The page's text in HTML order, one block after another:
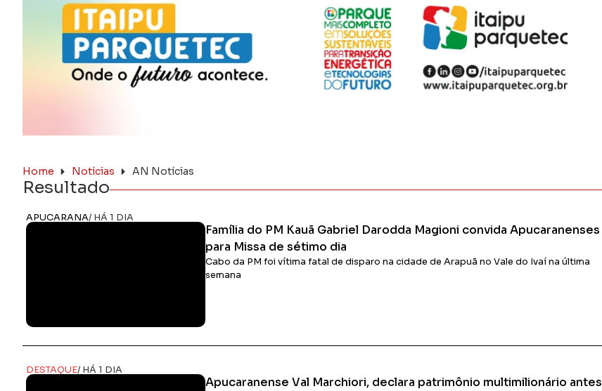
Home Notícias AN Notícias
Resultado
APUCARANA/ HÁ 1 DIA
Família do PM Kauã Gabriel Darodda Magioni convida Apucaranenses
para Missa de sétimo dia
Cabo da PM foi vítima fatal de disparo na cidade de Arapuã no Vale do Ivaí na última
semana
DESTAQUE/ HÁ 1 DIA
Apucaranense Val Marchiori, declara patrimônio multimilionário antes